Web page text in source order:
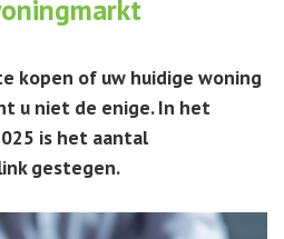
kopen of uw huidige woning
u niet de enige. In het
is het aantal
gestegen.